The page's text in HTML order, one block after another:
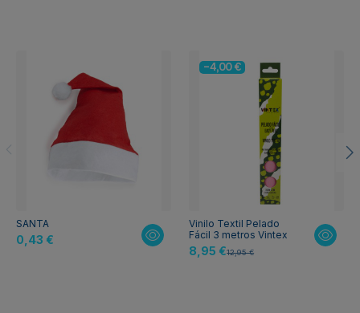
SANTA
0,43 €
-4,00 €
Vinilo Textil Pelado
Fácil 3 metros Vintex
8,95 €12,95 €